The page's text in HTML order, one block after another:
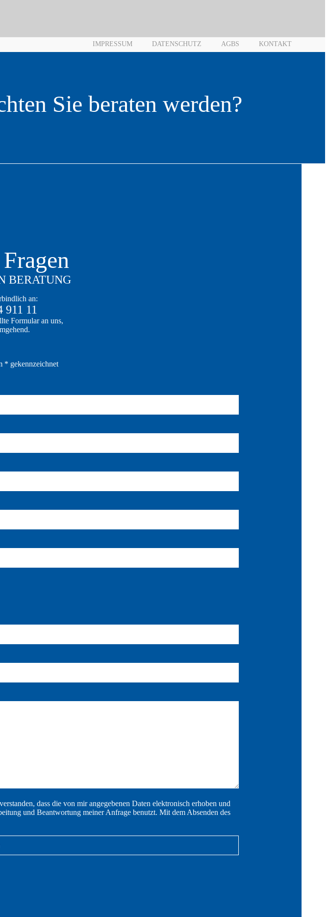
IMPRESSUM DATENSCHUTZ AGBS KONTAKT
Sie beraten werden?
BERATUNG
an:
911 11
Formular an uns,
* gekennzeichnet
dass die von mir angegebenen Daten elektronisch erhoben und
und Beantwortung meiner Anfrage benutzt. Mit dem Absenden des